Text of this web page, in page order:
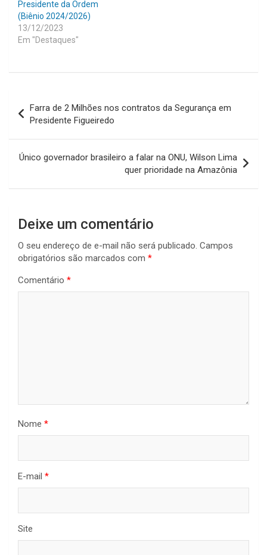
Presidente da Ordem
(Biênio 2024/2026)
13/12/2023
Em "Destaques"
de
Post
Farra de 2 Milhões nos contratos da Segurança em
Presidente Figueiredo
Único governador brasileiro a falar na ONU, Wilson Lima
quer prioridade na Amazônia
Deixe um comentário
O seu endereço de e-mail não será publicado. Campos
obrigatórios são marcados com *
Comentário *
Nome *
E-mail *
Site